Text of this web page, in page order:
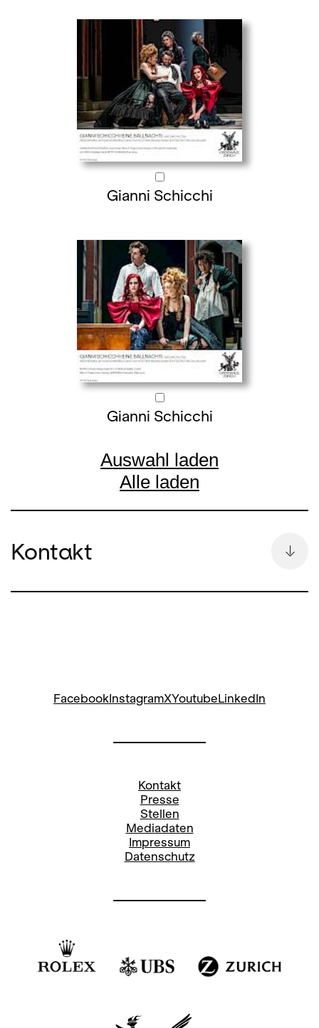
Gianni Schicchi
Gianni Schicchi
Auswahl laden
Alle laden
Kontakt
Social Media Oper:
stefanie.paul@opernhaus.ch
FacebookInstagramXYoutubeLinkedIn
Kontakt
Presse
Stellen
Mediadaten
Impressum
Datenschutz